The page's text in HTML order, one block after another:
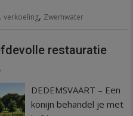
,verkoeling, Zwemwater
restauratie
DEDEMSVAART – Een
konijn behandel je met